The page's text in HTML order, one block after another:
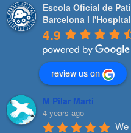
Escola Oficial de
Barcelona i
4.9
review us on
M Pilar Marti
4 years ago
We